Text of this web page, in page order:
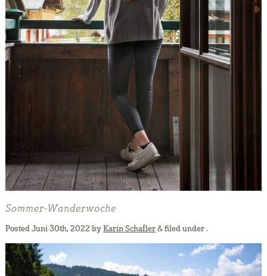
Sommer-Wanderwoche
Posted Juni 30th, 2022 by Karin Schafler &filed under .